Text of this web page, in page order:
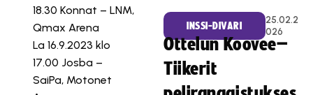
18.30 Konnat – LNM,
Qmax Arena
La 16.9.2023 klo
17.00 Josba –
SaiPa, Motonet
INSSI-DIVARI
25.02.2
026
Ottelun Koovee–
Tiikerit